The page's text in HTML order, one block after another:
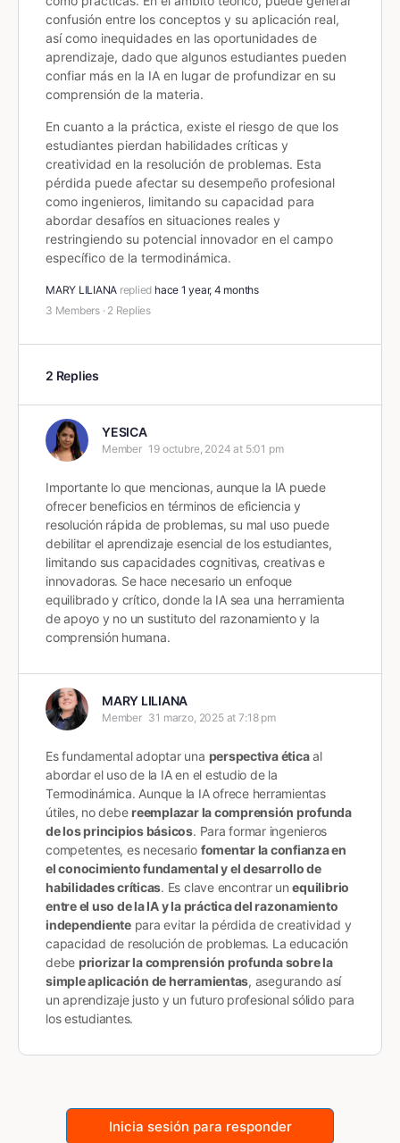
confusión entre los conceptos y su aplicación real,
así como inequidades en las oportunidades de
aprendizaje, dado que algunos estudiantes pueden
confiar más en la IA en lugar de profundizar en su
comprensión de la materia.
En cuanto a la práctica, existe el riesgo de que los
estudiantes pierdan habilidades críticas y
creatividad en la resolución de problemas. Esta
pérdida puede afectar su desempeño profesional
como ingenieros, limitando su capacidad para
abordar desafíos en situaciones reales y
restringiendo su potencial innovador en el campo
específico de la termodinámica.
MARY LILIANA replied hace 1 year, 4 months
3 Members · 2 Replies
2 Replies
YESICA
Member 19 octubre, 2024 at 5:01 pm
Importante lo que mencionas, aunque la IA puede
ofrecer beneficios en términos de eficiencia y
resolución rápida de problemas, su mal uso puede
debilitar el aprendizaje esencial de los estudiantes,
limitando sus capacidades cognitivas, creativas e
innovadoras. Se hace necesario un enfoque
equilibrado y crítico, donde la IA sea una herramienta
de apoyo y no un sustituto del razonamiento y la
comprensión humana.
MARY LILIANA
Member 31 marzo, 2025 at 7:18 pm
Es fundamental adoptar una perspectiva éticaal
abordar el uso de la IA en el estudio de la
Termodinámica. Aunque la IA ofrece herramientas
útiles, no debereemplazar la comprensión profunda
de los principios básicos. Para formar ingenieros
competentes, es necesario fomentar la confianza en
el conocimiento fundamental y el desarrollo de
habilidades críticas. Es clave encontrar unequilibrio
entre el uso de la IA y la práctica del razonamiento
independientepara evitar la pérdida de creatividad y
capacidad de resolución de problemas. La educación
debe priorizar la comprensión profunda sobre la
simple aplicación de herramientas, asegurando así
un aprendizaje justo y un futuro profesional sólido para
los estudiantes.
Inicia sesión para responder